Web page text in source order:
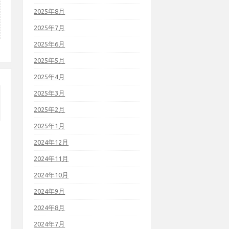
2025年8月
2025年7月
2025年6月
2025年5月
2025年4月
2025年3月
2025年2月
2025年1月
2024年12月
2024年11月
2024年10月
2024年9月
2024年8月
2024年7月